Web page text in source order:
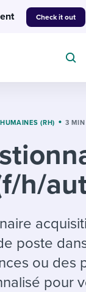
Check it out
by
workplace
ways of
Pick up tips
for success.
guidance,
from those in
job search:
& ANSWERS
interview
for each.
(RH) 3 MIN
h/
poste
ou des
pour